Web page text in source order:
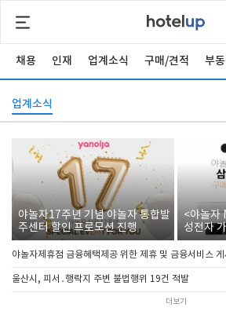
채용 인재 업계소식 구매/견적 부
업계소식
야놀자17주년 기념 야놀자 통합발
주센터 할인 프로모션 진행
<야놀자
성전자
야놀자제휴점 금융혜택제공 위한 제휴 및 금융서비스 게
울산시, 피서․행락지 주변 불법행위 19건 적발
더보기